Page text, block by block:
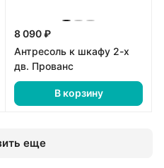
8 090 ₽
Антресоль к шкафу 2-х
дв. Прованс
В корзину
еще